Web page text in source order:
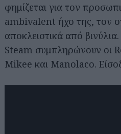
φημίζεται για τον
ambivalent ήχο της, τον
αποκλειστικά από
Steam συμπληρώνουν οι
Mikee και Manolaco.